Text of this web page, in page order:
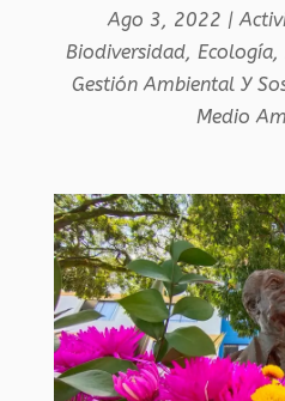
Ago 3, 2022 |
Biodiversidad,Ecología,
Gestión Ambiental Y
Medio